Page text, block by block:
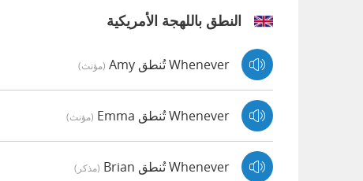
النطق باللهجة الأمريكية
Whenever تُنطق Amy (مؤنث)
Whenever تُنطق Emma (مؤنث)
Whenever تُنطق Brian (مذكر)